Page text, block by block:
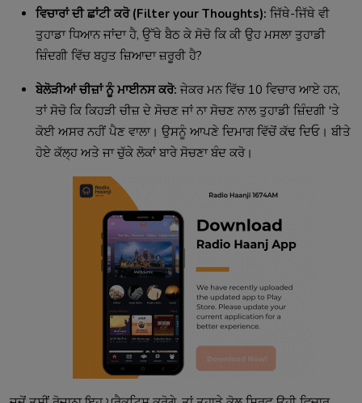
ਵਿਚਾਰਾਂ ਦੀ ਛਾਂਟੀ ਕਰੋ (Filter your Thoughts): ਜਿੱਥੇ-ਜਿੱਥੇ ਵੀ
ਤੁਹਾਡਾ ਧਿਆਨ ਜਾਂਦਾ ਹੈ, ਉੱਥੇ ਬੈਠ ਕੇ ਸੋਚੋ ਕਿ ਕੀ ਉਹ ਮਸਲਾ ਤੁਹਾਡੀ
ਜ਼ਿੰਦਗੀ ਵਿੱਚ ਬਹੁਤ ਜ਼ਿਆਦਾ ਜ਼ਰੂਰੀ ਹੈ?
ਬੇਲੋੜੀਆਂ ਚੀਜ਼ਾਂ ਨੂੰ ਮਾਈਨਸ ਕਰੋ: ਜੇਕਰ ਮਨ ਵਿੱਚ 10 ਵਿਚਾਰ ਆਏ ਹਨ,
ਤਾਂ ਸੋਚੋ ਕਿ ਕਿਹੜੀ ਚੀਜ਼ ਦੇ ਸੋਚਣ ਜਾਂ ਨਾ ਸੋਚਣ ਨਾਲ ਤੁਹਾਡੀ ਜ਼ਿੰਦਗੀ 'ਤੇ
ਕੋਈ ਅਸਰ ਨਹੀਂ ਪੈਣ ਵਾਲਾ। ਉਸਨੂੰ ਆਪਣੇ ਦਿਮਾਗ ਵਿੱਚੋਂ ਕੱਢ ਦਿਓ। ਬੀਤੇ
ਹੋਏ ਕੱਲ੍ਹ ਅਤੇ ਜਾ ਚੁੱਕੇ ਲੋਕਾਂ ਬਾਰੇ ਸੋਚਣਾ ਬੰਦ ਕਰੋ।